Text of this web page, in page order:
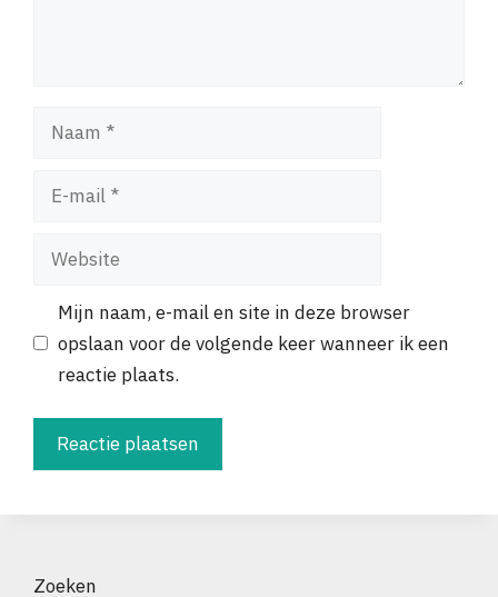
Naam
Website
Mijn naam, e-mail en site in deze browser
opslaan voor de volgende keer wanneer ik een
reactie plaats.
Zoeken